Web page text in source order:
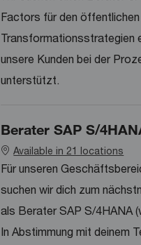
Factors für den
Transformationsstrategien
unsere Kunden bei der
unterstützt.
Berater SAP S/
Available in 21 locations
Für unseren
suchen wir dich zum
als Berater SAP S/4HANA
In Abstimmung mit deinem